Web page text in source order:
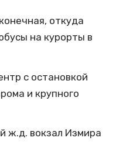
откуда
на курорты в
с остановкой
и крупного
ж.д. вокзал Измира